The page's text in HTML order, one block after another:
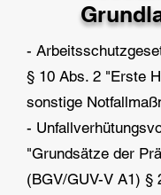
-
§ 10 Abs. 2 "Erste
sonstige
-
"Grundsätze der
(BGV/GUV-V A1) §